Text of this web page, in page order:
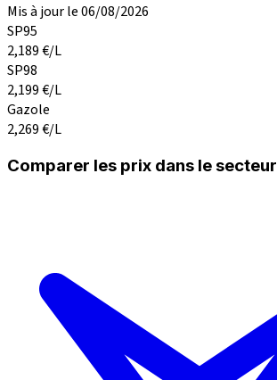
Mis à jour le 06/08/2026
SP95
2,189€/L
SP98
2,199€/L
Gazole
2,269€/L
Comparer les prix dans le secteur